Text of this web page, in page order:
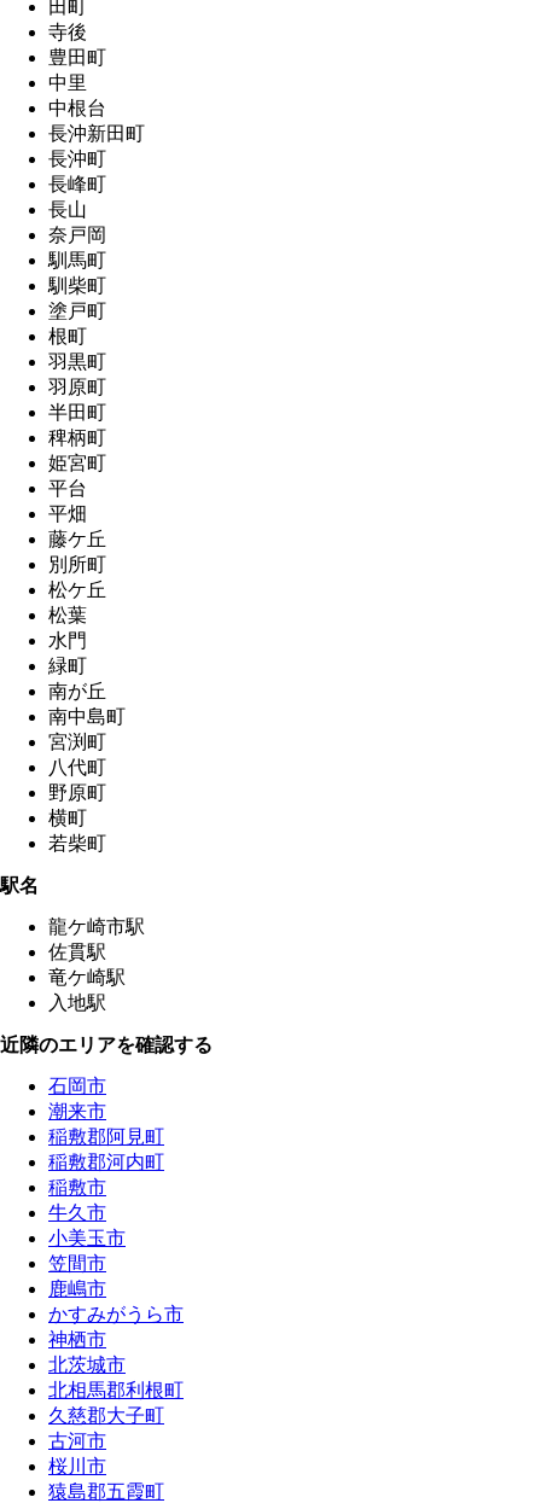
田町
寺後
豊田町
中里
中根台
長沖新田町
長沖町
長峰町
長山
奈戸岡
馴馬町
馴柴町
塗戸町
根町
羽黒町
羽原町
半田町
稗柄町
姫宮町
平台
平畑
藤ケ丘
別所町
松ケ丘
松葉
水門
緑町
南が丘
南中島町
宮渕町
八代町
野原町
横町
若柴町
駅名
龍ケ崎市駅
佐貫駅
竜ケ崎駅
入地駅
近隣のエリアを確認する
石岡市
潮来市
稲敷郡阿見町
稲敷郡河内町
稲敷市
牛久市
小美玉市
笠間市
鹿嶋市
かすみがうら市
神栖市
北茨城市
北相馬郡利根町
久慈郡大子町
古河市
桜川市
猿島郡五霞町